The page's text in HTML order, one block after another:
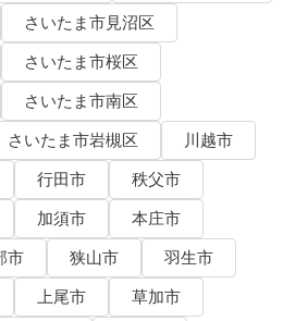
さいたま市見沼区
さいたま市桜区
さいたま市南区
さいたま市岩槻区
川越市
行田市
秩父市
加須市
本庄市
市 狭山市
羽生市
上尾市
草加市